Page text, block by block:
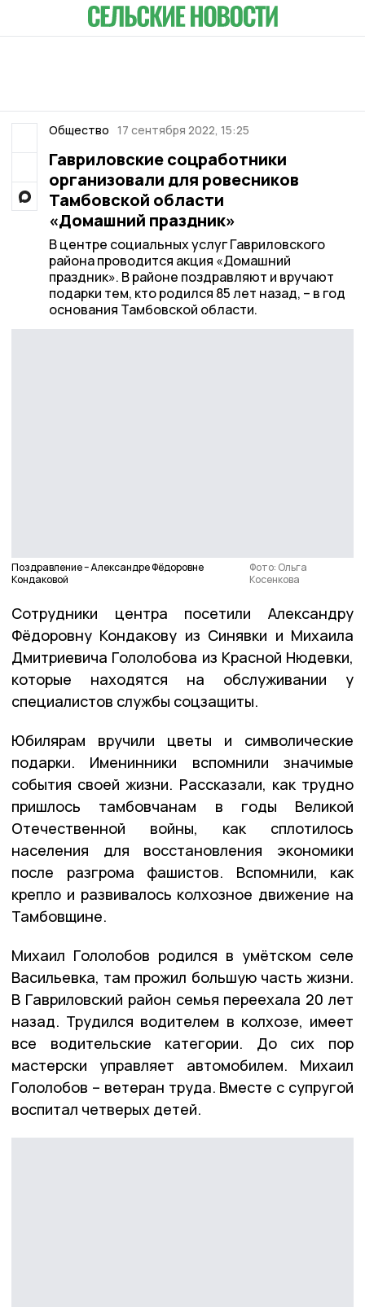
Общество 17 сентября 2022, 15:25
Гавриловские соцработники
организовали для ровесников
Тамбовской области
«Домашний праздник»
В центре социальных услуг Гавриловского
района проводится акция «Домашний
праздник». В районе поздравляют и вручают
подарки тем, кто родился 85 лет назад, – в год
основания Тамбовской области.
Поздравление – Александре Фёдоровне
Кондаковой
Фото: Ольга
Косенкова
Сотрудники центра посетили Александру
Фёдоровну Кондакову из Синявки и Михаила
Дмитриевича Гололобова из Красной Нюдевки,
которые находятся на обслуживании у
специалистов службы соцзащиты.
Юбилярам вручили цветы и символические
подарки. Именинники вспомнили значимые
события своей жизни. Рассказали, как трудно
пришлось тамбовчанам в годы Великой
Отечественной войны, как сплотилось
населения для восстановления экономики
после разгрома фашистов. Вспомнили, как
крепло и развивалось колхозное движение на
Тамбовщине.
Михаил Гололобов родился в умётском селе
Васильевка, там прожил большую часть жизни.
В Гавриловский район семья переехала 20 лет
назад. Трудился водителем в колхозе, имеет
все водительские категории. До сих пор
мастерски управляет автомобилем. Михаил
Гололобов – ветеран труда. Вместе с супругой
воспитал четверых детей.